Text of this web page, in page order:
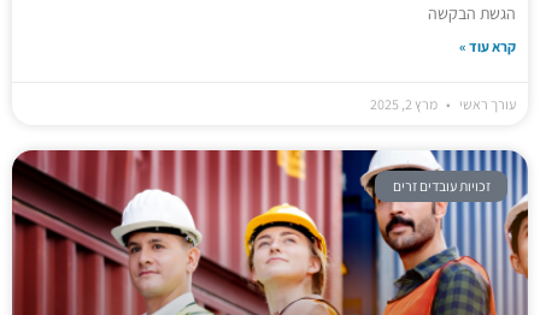
הגשת הבקשה
קרא עוד »
עורך ראשי מרץ 2, 2025
זכויות עובדים זרים